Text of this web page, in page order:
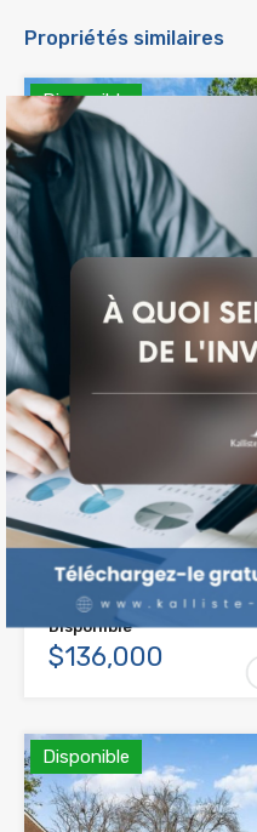
Propriétés similaires
Disponible
Appart. à Houston,
Chambres
2
Salles de bain
2
Disponible
$136,000
Disponible